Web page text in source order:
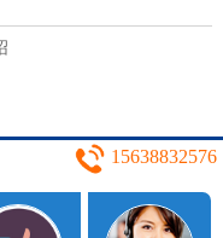
15638832576